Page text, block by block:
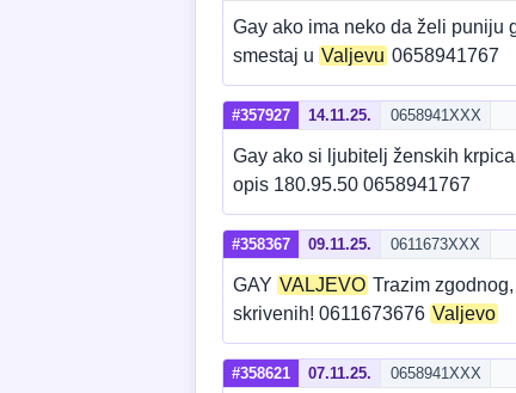
Gay ako ima neko da želi puniju
smestaj u Valjevu 0658941767
#357927 14.11.25. 0658941XXX
Gay ako si ljubitelj ženskih
opis 180.95.50 0658941767
#358367 09.11.25. 0611673XXX
GAY VALJEVO Trazim
skrivenih! 0611673676 Valjevo
#358621 07.11.25. 0658941XXX